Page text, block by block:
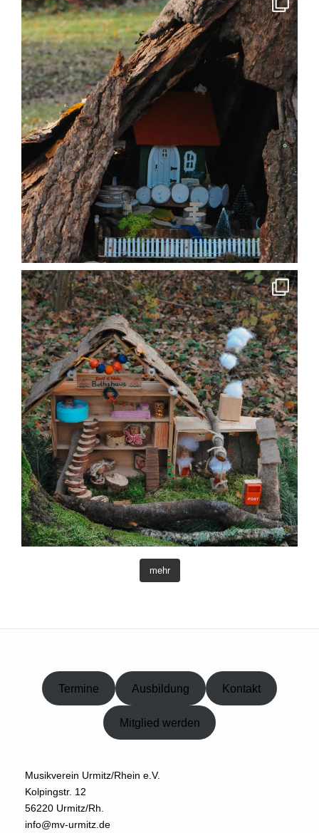
mehr
Termine Ausbildung Kontakt
Mitglied werden
Musikverein Urmitz/Rhein e.V.
Kolpingstr. 12
56220 Urmitz/Rh.
info@mv-urmitz.de